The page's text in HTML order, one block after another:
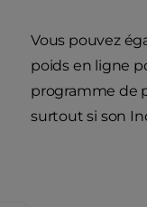
Vous pouvez
poids en ligne
programme de
surtout si son